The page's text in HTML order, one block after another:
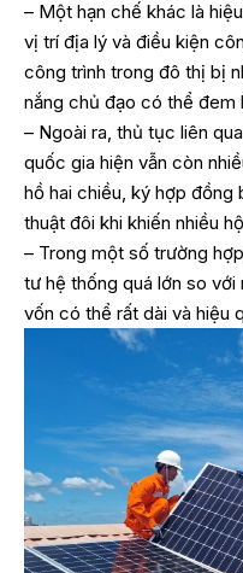
– Một hạn chế khác là
vị trí địa lý và điều kiện
công trình trong đô thị bị
nắng chủ đạo có thể đem
– Ngoài ra, thủ tục liên
quốc gia hiện vẫn còn
hồ hai chiều, ký hợp đồng
thuật đôi khi khiến nhiều
– Trong một số trường
tư hệ thống quá lớn so với
vốn có thể rất dài và hiệu